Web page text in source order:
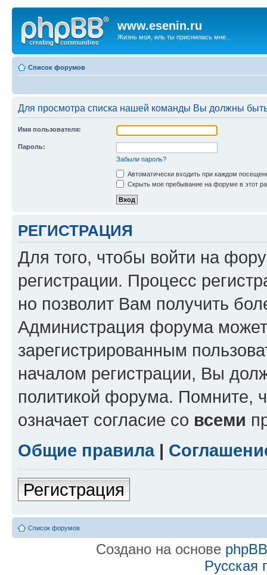
www.esenin.ru
Жизнь моя, иль ты приснилась мне...
Список форумов
Для просмотра списка нашей команды Вы должны
Имя пользователя:
Пароль:
Забыли пароль?
Автоматически входить при каждом
Скрыть мое пребывание на форуме в этот
РЕГИСТРАЦИЯ
Для того, чтобы войти на
регистрации. Процесс
но позволит Вам получить
Администрация форума может
зарегистрированным
началом регистрации, Вы
политикой форума. Помните,
означает согласие со всеми
Общие правила|
Регистрация
Список форумов
Создано на основе phpBB
Русская